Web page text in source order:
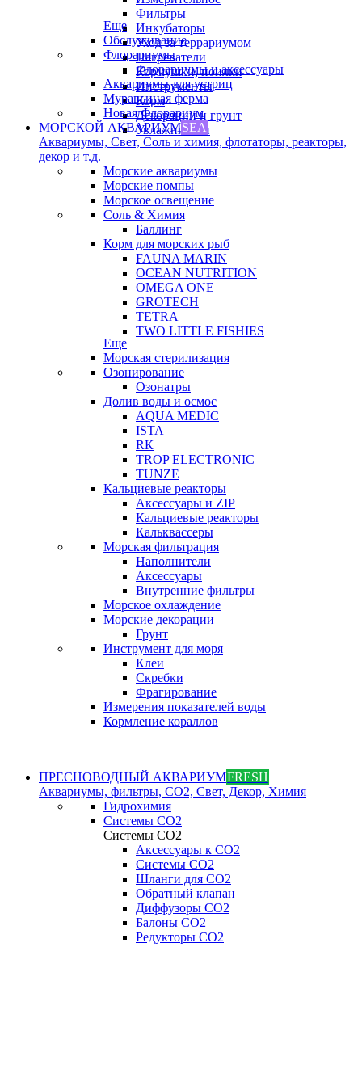
Фильтры
Инкубаторы
Уход за террариумом
Нагреватели
Кормушки, поилки
Инструменты
Корм
Декорации и грунт
Увлажнители
Еще
Обслуживание
Флорариумы
Флорариумы и аксессуары
Аквариумы для устриц
Муравьиная ферма
Новая Флорариум
МОРСКОЙ АКВАРИУМSEA
Аквариумы, Свет, Соль и химия, флотаторы, реакторы,
декор и т.д.
Морские аквариумы
Морские помпы
Морское освещение
Соль & Химия
Баллинг
Корм для морских рыб
FAUNA MARIN
OCEAN NUTRITION
OMEGA ONE
GROTECH
TETRA
TWO LITTLE FISHIES
Еще
Морская стерилизация
Озонирование
Озонатры
Долив воды и осмос
AQUA MEDIC
ISTA
RК
TROP ELECTRONIC
TUNZE
Кальциевые реакторы
Аксессуары и ZIP
Кальциевые реакторы
Кальквассеры
Морская фильтрация
Наполнители
Аксессуары
Внутренние фильтры
Морское охлаждение
Морские декорации
Грунт
Инструмент для моря
Клеи
Скребки
Фрагирование
Измерения показателей воды
Кормление кораллов
ПРЕСНОВОДНЫЙ АКВАРИУМFRESH
Аквариумы, фильтры, СО2, Свет, Декор, Химия
Гидрохимия
Системы СО2
Системы СО2
Аксессуары к СО2
Системы СО2
Шланги для CO2
Обратный клапан
Диффузоры СO2
Балоны CO2
Редукторы CO2